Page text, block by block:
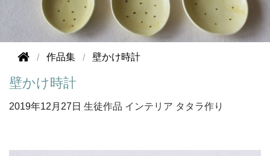
作品集 壁かけ時計
壁かけ時計
2019年12月27日 生徒作品 インテリア タタラ作り